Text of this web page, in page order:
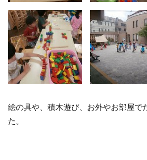
絵の具や、積木遊び、お外やお部屋で
た。